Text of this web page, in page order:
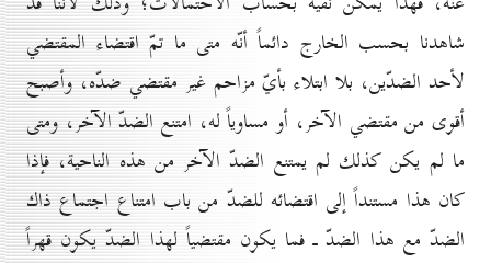
شاهدنا بحسب الخارج دائماً أنّه متى ما تمّ اقتضاء المقتضي
لأحد الضدّين، بلا ابتلاء بأيّ مزاحم غير مقتضي ضدّه، وأصبح
أقوى من مقتضي الآخر، أو مساوياً له، امتنع الضدّ الآخر، ومتى
ما لم يكن كذلك لم يمتنع الضدّ الآخر من هذه الناحية، فإذا
كان هذا مستنداً إلى اقتضائه للضدّ من باب امتناع اجتماع ذاك
الضدّ مع هذا الضدّ ـ فما يكون مقتضياً لهذا الضدّ يكون قهراً